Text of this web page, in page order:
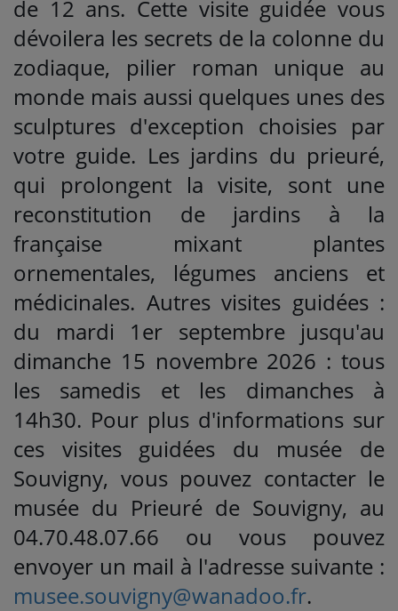
de 12 ans. Cette visite guidée vous
dévoilera les secrets de la colonne du
zodiaque, pilier roman unique au
monde mais aussi quelques unes des
sculptures d'exception choisies par
votre guide. Les jardins du prieuré,
qui prolongent la visite, sont une
reconstitution de jardins à la
française mixant plantes
ornementales, légumes anciens et
médicinales. Autres visites guidées :
du mardi 1er septembre jusqu'au
dimanche 15 novembre 2026 : tous
les samedis et les dimanches à
14h30. Pour plus d'informations sur
ces visites guidées du musée de
Souvigny, vous pouvez contacter le
musée du Prieuré de Souvigny, au
04.70.48.07.66 ou vous pouvez
envoyer un mail à l'adresse suivante :
musee.souvigny@wanadoo.fr.